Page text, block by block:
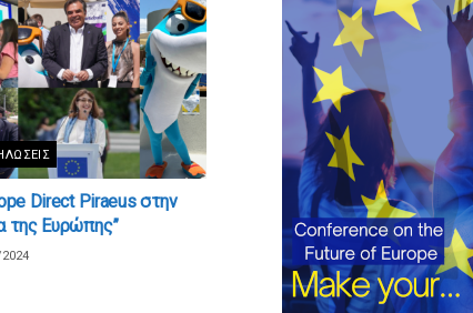
Direct Piraeus στην
της Ευρώπης”